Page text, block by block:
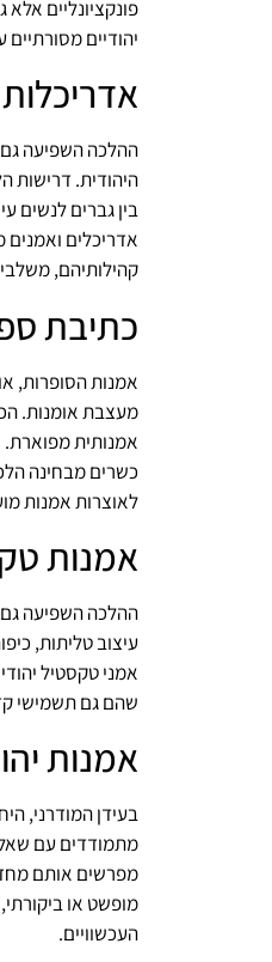
פונקציונליים
יהודיים
ההלכה השפיעה
היהודית. דרישות
בין גברים לנשים
אדריכלים
קהילותיהם,
כתיבת
אמנות הסופרות,
מעצבת אומנות.
אמנותית מפוארת.
כשרים מבחינה
לאוצרות אמנות
אמנות
ההלכה השפיעה גם
עיצוב טליתות,
אמני טקסטיל
שהם גם תשמישי
אמנות
בעידן המודרני,
מתמודדים עם
מפרשים אותם
מופשט או
העכשוויים.